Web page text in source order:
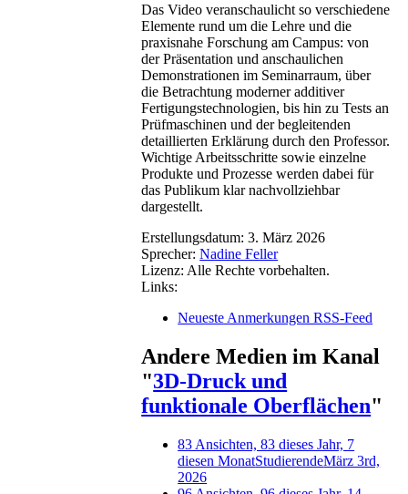
Das Video veranschaulicht so verschiedene
Elemente rund um die Lehre und die
praxisnahe Forschung am Campus: von
der Präsentation und anschaulichen
Demonstrationen im Seminarraum, über
die Betrachtung moderner additiver
Fertigungstechnologien, bis hin zu Tests an
Prüfmaschinen und der begleitenden
detaillierten Erklärung durch den Professor.
Wichtige Arbeitsschritte sowie einzelne
Produkte und Prozesse werden dabei für
das Publikum klar nachvollziehbar
dargestellt.
Erstellungsdatum: 3. März 2026
Sprecher: Nadine Feller
Lizenz: Alle Rechte vorbehalten.
Links:
Neueste Anmerkungen RSS-Feed
Andere Medien im Kanal
"3D-Druck und
funktionale Oberflächen"
83 Ansichten, 83 dieses Jahr, 7
diesen MonatStudierendeMärz 3rd,
2026